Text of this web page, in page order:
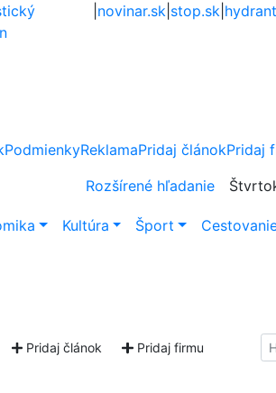
novinar.sk stop.sk
PodmienkyReklamaPridaj článokPridaj
Rozšírené hľadanie
Kultúra Šport
Pridaj článok Pridaj firmu